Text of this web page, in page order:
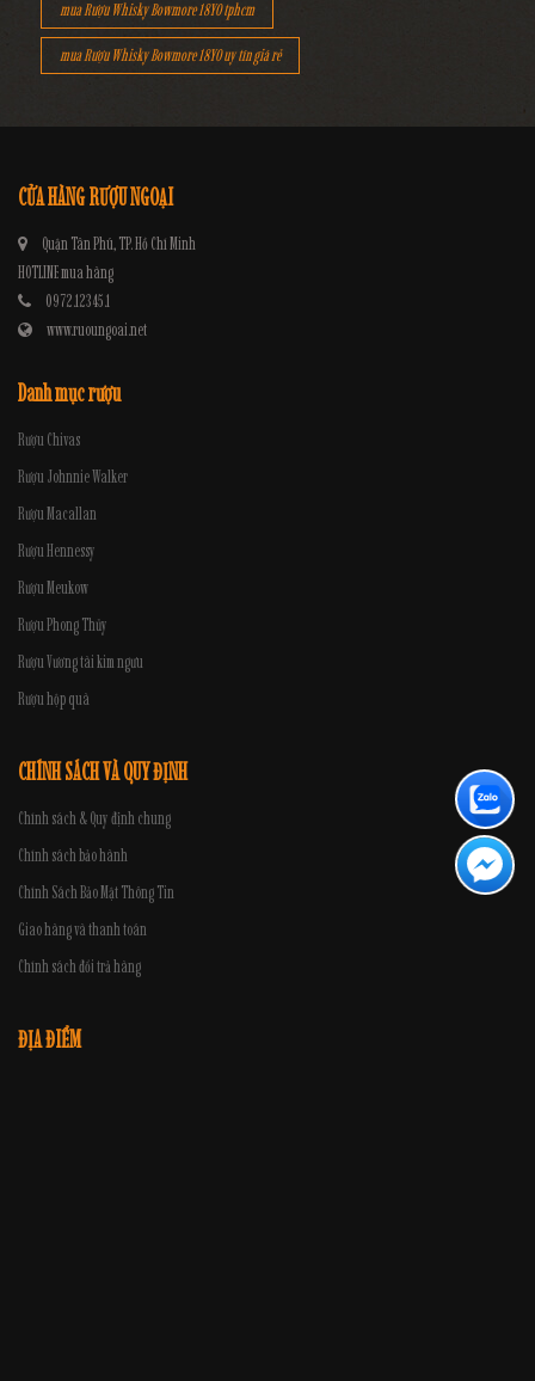
mua Rượu Whisky Bowmore 18YO tphcm
mua Rượu Whisky Bowmore 18YO uy tín giá rẻ
CỬA HÀNG RƯỢU NGOẠI
Quận Tân Phú, TP. Hồ Chí Minh
HOTLINE mua hàng
0972.12345.1
www.ruoungoai.net
Danh mục rượu
Rượu Chivas
Rượu Johnnie Walker
Rượu Macallan
Rượu Hennessy
Rượu Meukow
Rượu Phong Thủy
Rượu Vương tài kim ngưu
Rượu hộp quà
CHÍNH SÁCH VÀ QUY ĐỊNH
Chính sách & Quy định chung
Chính sách bảo hành
Chính Sách Bảo Mật Thông Tin
Giao hàng và thanh toán
Chính sách đổi trả hàng
ĐỊA ĐIỂM